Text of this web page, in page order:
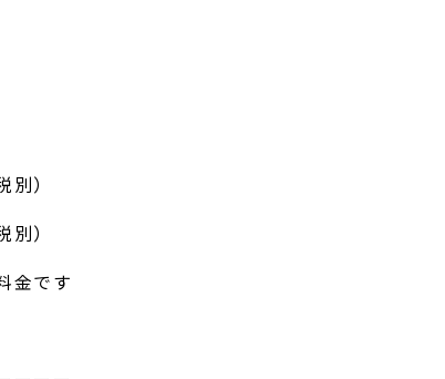
）
）
金です